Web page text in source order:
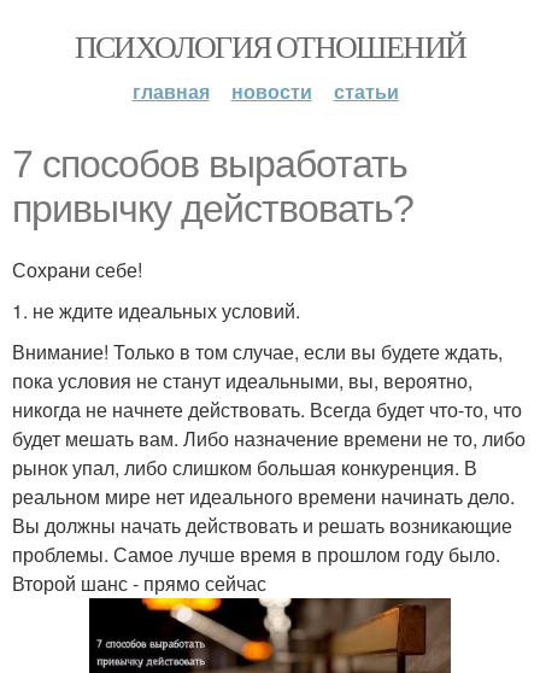
ПСИХОЛОГИЯ ОТНОШЕНИЙ
главная новости статьи
7 способов выработать
привычку действовать?
Сохрани себе!
1. не ждите идеальных условий.
Внимание! Только в том случае, если вы будете ждать,
пока условия не станут идеальными, вы, вероятно,
никогда не начнете действовать. Всегда будет что-то, что
будет мешать вам. Либо назначение времени не то, либо
рынок упал, либо слишком большая конкуренция. В
реальном мире нет идеального времени начинать дело.
Вы должны начать действовать и решать возникающие
проблемы. Самое лучше время в прошлом году было.
Второй шанс - прямо сейчас